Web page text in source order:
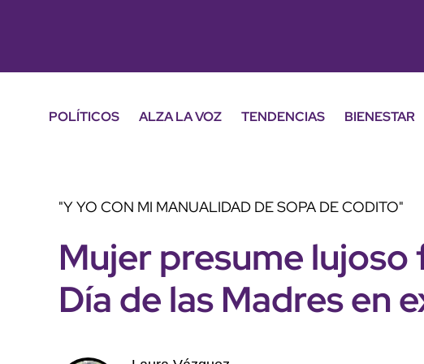
POLÍTICOS ALZA LA VOZ TENDENCIAS BIENESTAR
"Y YO CON MI MANUALIDAD DE SOPA DE CODITO"
Mujer presume
Día de las Madres en